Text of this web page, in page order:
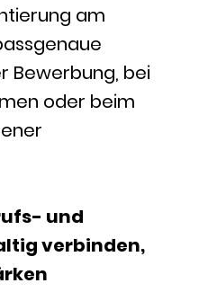
am
Bewerbung, bei
oder beim
und
verbinden,